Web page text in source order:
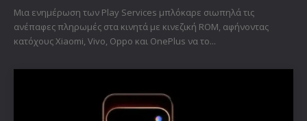
Μια ενημέρωση των Play Services μπλόκαρε σιωπηλά τις
ανέπαφες πληρωμές στα κινητά με κινεζική ROM, αφήνοντας
κατόχους Xiaomi, Vivo, Oppo και OnePlus να το...